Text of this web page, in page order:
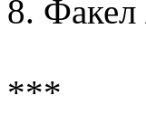
8.
***